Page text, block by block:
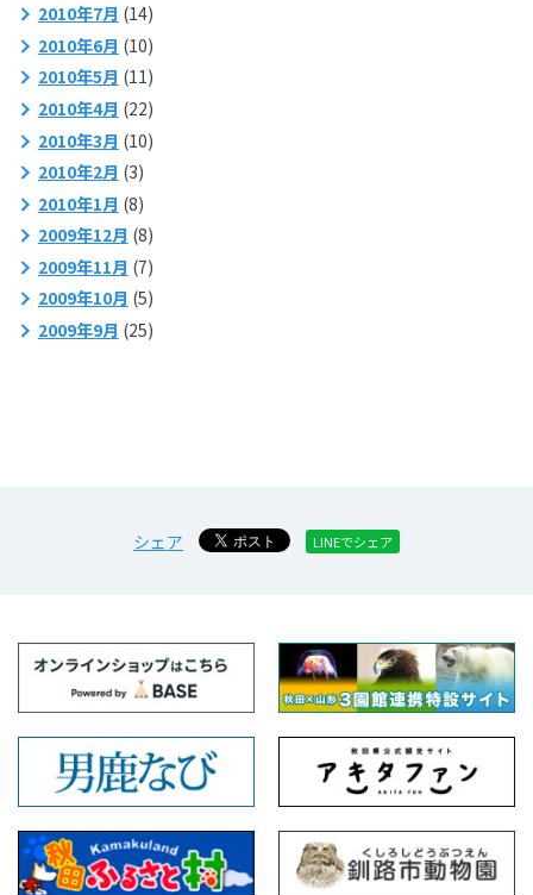
2010年7月 (14)
2010年6月 (10)
2010年5月 (11)
2010年4月 (22)
2010年3月 (10)
2010年2月 (3)
2010年1月 (8)
2009年12月 (8)
2009年11月 (7)
2009年10月 (5)
2009年9月 (25)
シェア LINEでシェア